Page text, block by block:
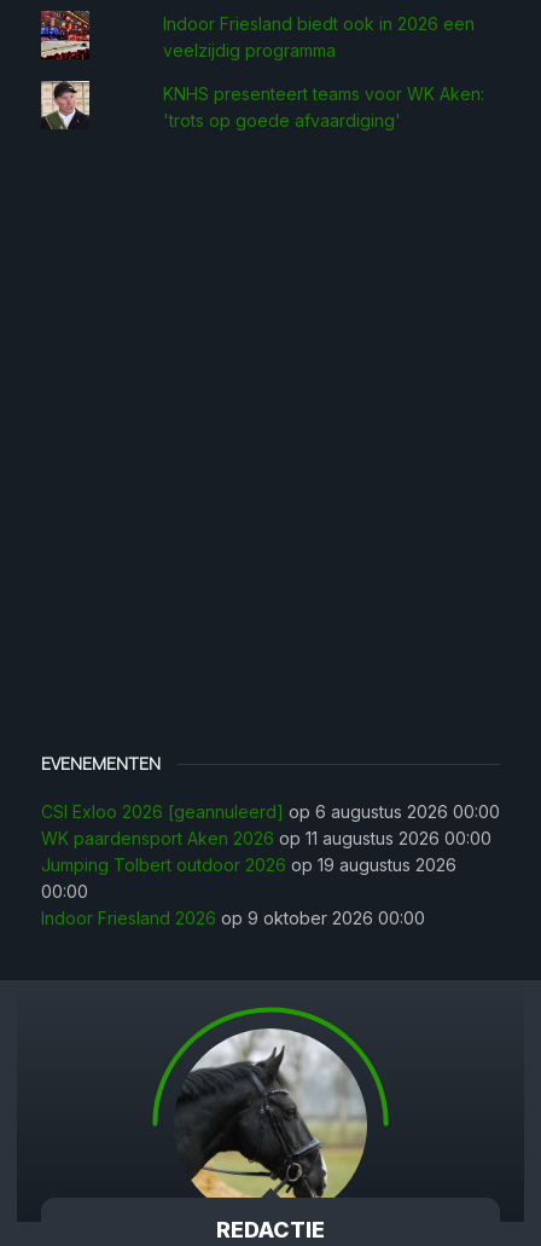
REDACTIE
Indoor Friesland biedt ook in 2026 een
veelzijdig programma
KNHS presenteert teams voor WK Aken:
'trots op goede afvaardiging'
EVENEMENTEN
CSI Exloo 2026 [geannuleerd] op 6 augustus 2026 00:00
WK paardensport Aken 2026 op 11 augustus 2026 00:00
Jumping Tolbert outdoor 2026 op 19 augustus 2026
00:00
Indoor Friesland 2026 op 9 oktober 2026 00:00